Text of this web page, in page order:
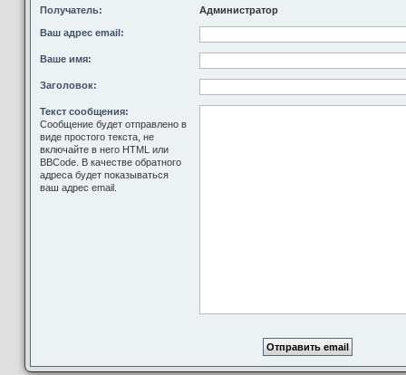
Получатель: Администратор
Ваш адрес email:
Ваше имя:
Заголовок:
Текст сообщения:
Сообщение будет отправлено в
виде простого текста, не
включайте в него HTML или
BBCode. В качестве обратного
адреса будет показываться
ваш адрес email.